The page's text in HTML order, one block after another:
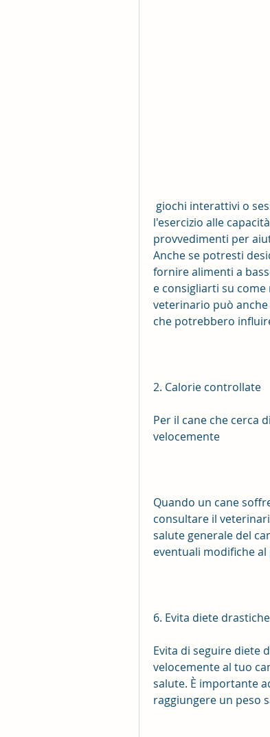
l'esercizio alle
provvedimenti per
Anche se potresti
fornire alimenti a
e consigliarti su
veterinario può
che potrebbero
2. Calorie controllate
Per il cane che cerca
velocemente
Quando un cane
consultare il
salute generale del
eventuali modifiche
6. Evita diete drastiche
Evita di seguire diete
velocemente al tuo
salute. È importante
raggiungere un peso